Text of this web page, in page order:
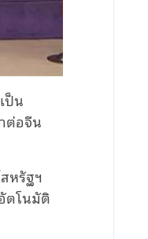
ป็น
ต่อจีน
หรัฐฯ
ตโนมัติ